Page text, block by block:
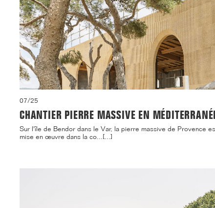
07/25
CHANTIER PIERRE MASSIVE EN
Sur l'île de Bendor dans le Var, la pierre massive de Provence
mise en œuvre dans la co...[...]